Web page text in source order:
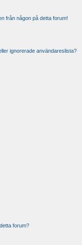
från någon på detta forum!
ignorerade användareslista?
forum?